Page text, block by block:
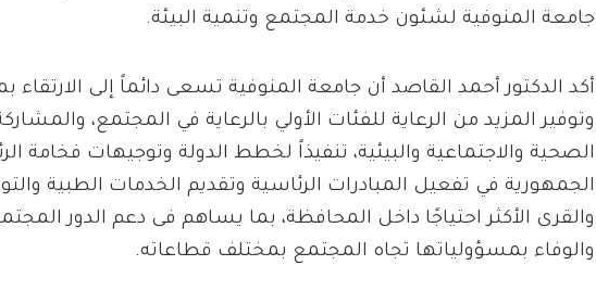
جامعة المنوفية لشئون خدمة المجتمع وتنمية البيئة.
أكد الدكتور أحمد القاصد أن جامعة المنوفية تسعى دائماً إلى
وتوفير المزيد من الرعاية للفئات الأولي بالرعاية في المجتمع،
الصحية والاجتماعية والبيئية، تنفيذاً لخطط الدولة وتوجيهات
الجمهورية في تفعيل المبادرات الرئاسية وتقديم الخدمات الطبية
والقرى الأكثر احتياجًا داخل المحافظة، بما يساهم فى دعم الدور
والوفاء بمسؤولياتها تجاه المجتمع بمختلف قطاعاته.